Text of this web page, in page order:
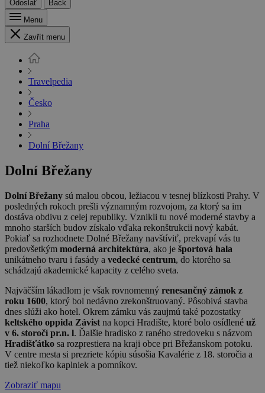
Odoslať
Back
Menu
Zavřít menu
Travelpedia
Česko
Praha
Dolní Břežany
Dolní Břežany
Dolní Břežany sú malou obcou, ležiacou v tesnej blízkosti Prahy. V
posledných rokoch prešli významným rozvojom, za ktorý sa im
dostáva obdivu z celej republiky. Vznikli tu nové moderné stavby a
mnoho starších budov získalo vďaka rekonštrukcii nový kabát.
Pokiaľ sa rozhodnete Dolné Břežany navštíviť, prekvapí vás tu
predovšetkým moderná architektúra, ako je športová hala
unikátneho tvaru i fasády a vedecké centrum, do ktorého sa
schádzajú akademické kapacity z celého sveta.
Najväčším lákadlom je však rovnomenný renesančný zámok z
roku 1600, ktorý bol nedávno zrekonštruovaný. Pôsobivá stavba
dnes slúži ako hotel. Okrem zámku vás zaujmú také pozostatky
keltského oppida Závist na kopci Hradište, ktoré bolo osídlené už
v 6. storočí pr.n. l. Ďalšie hradisko z raného stredoveku s názvom
Hradišťátko sa rozprestiera na kraji obce pri Břežanskom potoku.
V centre mesta si prezriete kópiu súsošia Kavalérie z 18. storočia a
tiež niekoľko kaplniek a pomníkov.
Zobraziť mapu